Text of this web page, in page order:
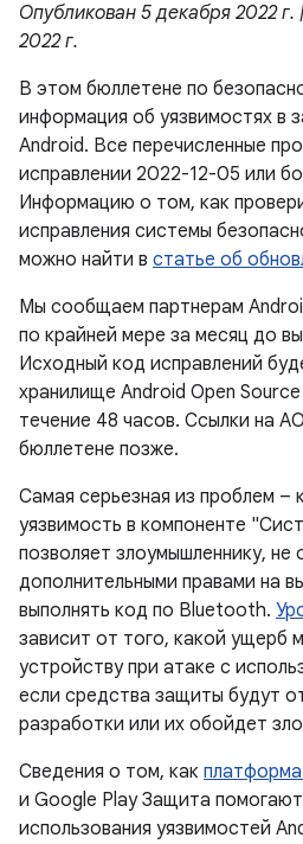
Опубликован 5 декабря 2022
2022 г.
В этом бюллетене по
информация об уязвимостях в
Android. Все перечисленные
исправлении 2022-12-05 или
Информацию о том, как
исправления системы
можно найти в статье об
Мы сообщаем партнерам
по крайней мере за месяц до
Исходный код исправлений
хранилище Android Open
течение 48 часов. Ссылки на
бюллетене позже.
Самая серьезная из проблем –
уязвимость в компоненте
позволяет злоумышленнику,
дополнительными правами на
выполнять код по Bluetooth.
зависит от того, какой ущерб
устройству при атаке с
если средства защиты будут
разработки или их обойдет
Сведения о том, как
и Google Play Защита
использования уязвимостей